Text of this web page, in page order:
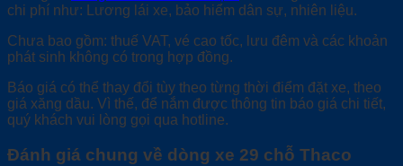
chi phí như: Lương lái xe, bảo hiểm dân sự, nhiên liệu.
Chưa bao gồm: thuế VAT, vé cao tốc, lưu đêm và các khoản
phát sinh không có trong hợp đồng.
Báo giá có thể thay đổi tùy theo từng thời điểm đặt xe, theo
giá xăng dầu. Vì thế, để nắm được thông tin báo giá chi tiết,
quý khách vui lòng gọi qua hotline.
Đánh giá chung về dòng xe 29 chỗ Thaco